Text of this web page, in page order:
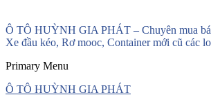
Ô TÔ HUỲNH GIA PHÁT – Chuyên mua
Xe đầu kéo, Rơ mooc, Container mới cũ các
Primary Menu
Ô TÔ HUỲNH GIA PHÁT